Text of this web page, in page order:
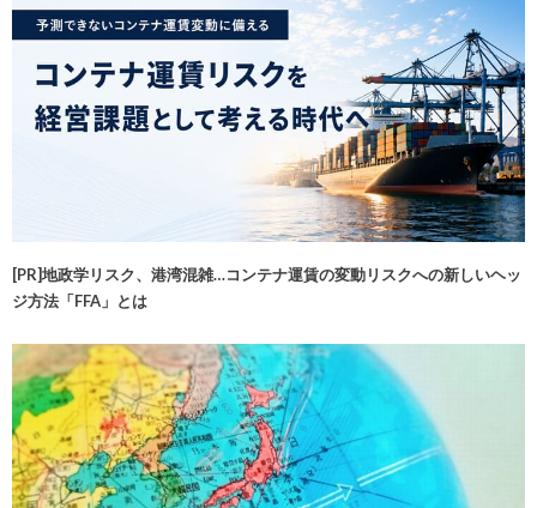
[PR]地政学リスク、港湾混雑…コンテナ運賃の変動リスクへの新しいヘッ
ジ方法「FFA」とは